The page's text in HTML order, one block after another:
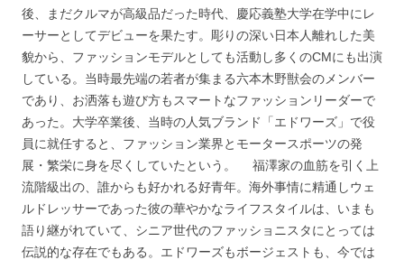
後、まだクルマが高級品だった時代、慶応義塾大学在学中にレ
ーサーとしてデビューを果たす。彫りの深い日本人離れした美
貌から、ファッションモデルとしても活動し多くのCMにも出演
している。当時最先端の若者が集まる六本木野獣会のメンバー
であり、お洒落も遊び方もスマートなファッションリーダーで
あった。大学卒業後、当時の人気ブランド「エドワーズ」で役
員に就任すると、ファッション業界とモータースポーツの発
展・繁栄に身を尽くしていたという。 福澤家の血筋を引く上
流階級出の、誰からも好かれる好青年。海外事情に精通しウェ
ルドレッサーであった彼の華やかなライフスタイルは、いまも
語り継がれていて、シニア世代のファッショニスタにとっては
伝説的な存在でもある。エドワーズもボージェストも、今では